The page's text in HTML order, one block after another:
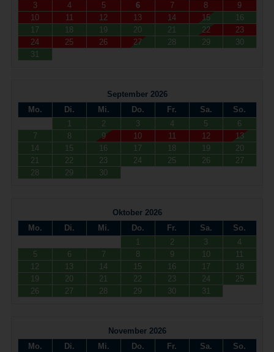
3
4 5 6 7 8
9
10
11 12 13 14 15
16
17
18 19 20 21 22
23
24
25 26 27 28 29
30
31
September 2026
Mo.
Di. Mi. Do. Fr. Sa.
So.
1
2 3 4 5
6
7
8 9 10 11 12
13
14
15 16 17 18 19
20
21
22 23 24 25 26
27
28
29 30
Oktober 2026
Mo.
Di. Mi. Do. Fr. Sa.
So.
1
2 3
4
5
6 7 8 9 10
11
12
13 14 15 16 17
18
19
20 21 22 23 24
25
26
27 28 29 30 31
November 2026
Mo.
Di. Mi. Do. Fr. Sa.
So.